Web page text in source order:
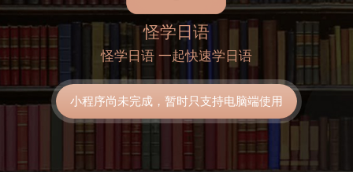
怪学日语
怪学日语 一起快速学日语
小程序尚未完成，暂时只支持电脑端使用